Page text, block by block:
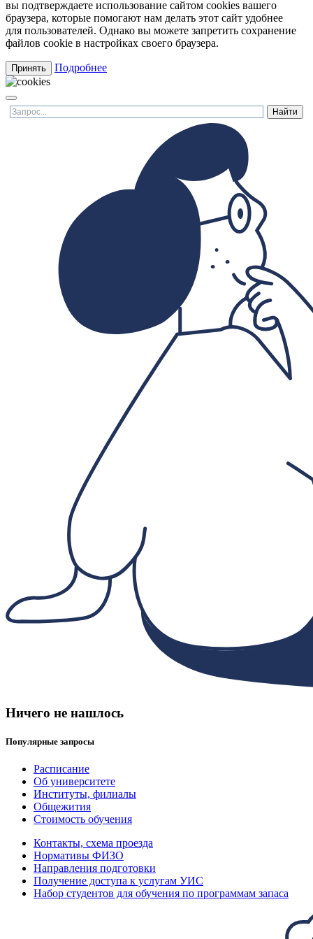
вы подтверждаете использование сайтом cookies вашего
браузера, которые помогают нам делать этот сайт удобнее
для пользователей. Однако вы можете запретить сохранение
файлов cookie в настройках своего браузера.
Принять Подробнее
Ничего не нашлось
Популярные запросы
Расписание
Об университете
Институты, филиалы
Общежития
Стоимость обучения
Контакты, схема проезда
Нормативы ФИЗО
Направления подготовки
Получение доступа к услугам УИС
Набор студентов для обучения по программам запаса